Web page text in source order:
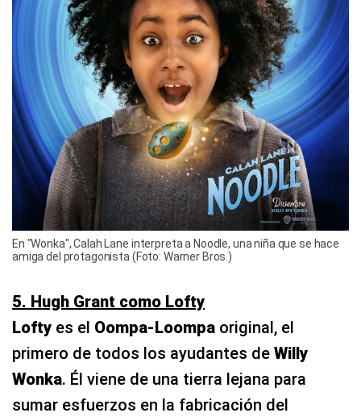
En "Wonka", Calah Lane interpreta a Noodle, una niña que se hace
amiga del protagonista (Foto: Warner Bros.)
5. Hugh Grant como Lofty
Lofty es el Oompa-Loompa original, el
primero de todos los ayudantes de Willy
Wonka. Él viene de una tierra lejana para
sumar esfuerzos en la fabricación del